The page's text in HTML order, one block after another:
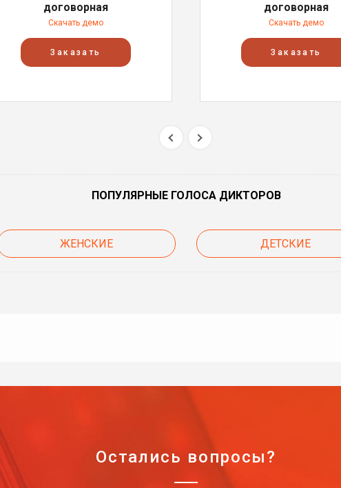
договорная
Скачать демо
Заказать
договорная
Скачать демо
Заказать
ПОПУЛЯРНЫЕ ГОЛОСА ДИКТОРОВ
ЖЕНСКИЕ ДЕТСКИЕ
Остались вопросы?